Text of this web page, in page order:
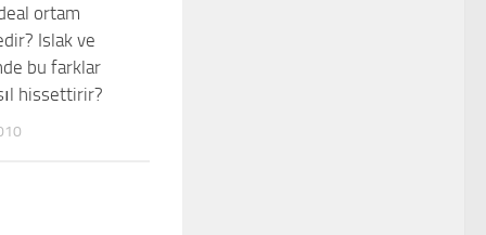
ortam
Islak ve
bu farklar
hissettirir?